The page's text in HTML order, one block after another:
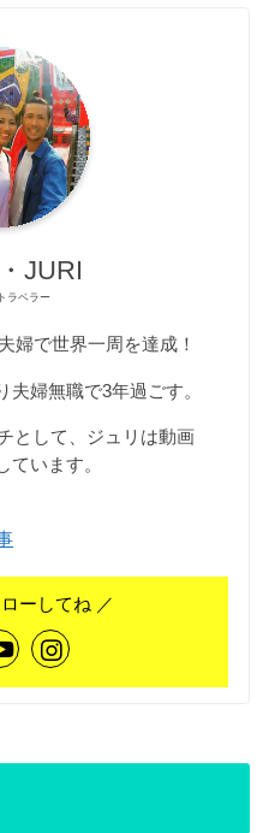
JURI
ラベラー
婦で世界一周を達成！
婦無職で3年過ごす。
として、ジュリは動画
ています。
ーしてね ／